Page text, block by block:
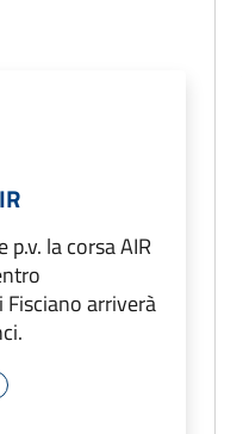
la corsa AIR
arriverà